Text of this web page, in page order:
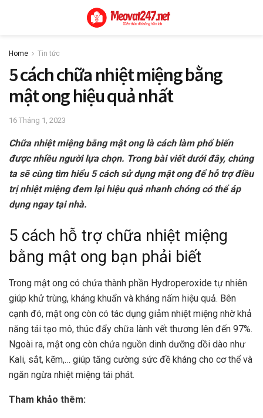
Home Tin tức
5 cách chữa nhiệt miệng bằng
mật ong hiệu quả nhất
16 Tháng 1, 2023
Chữa nhiệt miệng bằng mật ong là cách làm phổ biến
được nhiều người lựa chọn. Trong bài viết dưới đây, chúng
ta sẽ cùng tìm hiểu 5 cách sử dụng mật ong để hỗ trợ điều
trị nhiệt miệng đem lại hiệu quả nhanh chóng có thể áp
dụng ngay tại nhà.
5 cách hỗ trợ chữa nhiệt miệng
bằng mật ong bạn phải biết
Trong mật ong có chứa thành phần Hydroperoxide tự nhiên
giúp khử trùng, kháng khuẩn và kháng nấm hiệu quả. Bên
cạnh đó, mật ong còn có tác dụng giảm nhiệt miệng nhờ khả
năng tái tạo mô, thúc đẩy chữa lành vết thương lên đến 97%.
Ngoài ra, mật ong còn chứa nguồn dinh dưỡng dồi dào như
Kali, sắt, kẽm,… giúp tăng cường sức đề kháng cho cơ thể và
ngăn ngừa nhiệt miệng tái phát.
Tham khảo thêm: